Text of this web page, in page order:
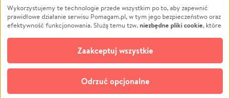
Pomoc Finansowa
Projekty
Pogrzeb
Społeczność lokalna
Kultura
Edukacja
Podróż
Impreza
Ochrona środowiska
Biznes
Wykorzystujemy te technologie przede wszystkim po to, aby zapewnić
prawidłowe działanie serwisu Pomagam.pl, w tym jego bezpieczeństwo oraz
efektywność funkcjonowania. Służą temu tzw.niezbędne pliki cookie, które
opcjonalnych plików cookie
technologii do celów analitycznych i retargetingowych. Możesz wyrazić
zgodę na ich stosowanie lub jej odmówić. W dowolnym momencie masz
możliwość zmiany swoich preferencji na stronie „Zarządzaj zgodami cookie”,
do której link znajdziesz w stopce serwisu Pomagam.pl. Opcjonalne pliki
cookie wykorzystywane są w następujących celach:
Odrzuć opcjonalne
Zaakceptuj wszystkie